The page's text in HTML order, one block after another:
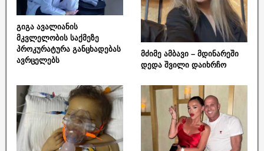
გიგა ავალიანის
მკვლელობის საქმეზე
პროკურატურა განცხადებას
ავრცელებს
მძიმე ამბავი – მდინარეში
დედა შვილი დაიხრჩო